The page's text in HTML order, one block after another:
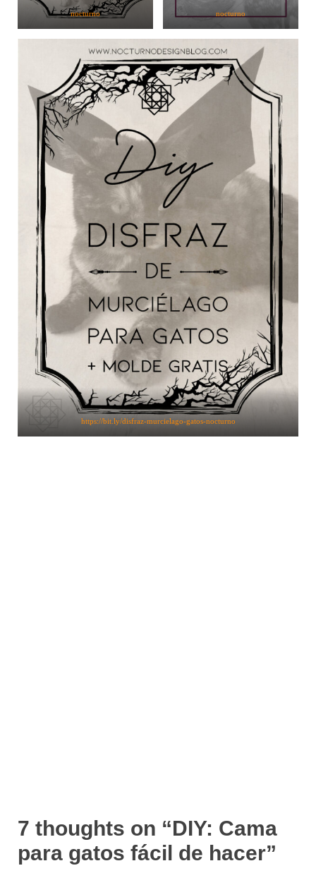
nocturno nocturno
https://bit.ly/disfraz-murcielago-gatos-nocturno
7 thoughts on “DIY: Cama
para gatos fácil de hacer”